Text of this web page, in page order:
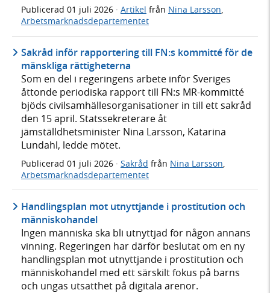
Publicerad 01 juli 2026 · Artikel från Nina Larsson,
Arbetsmarknadsdepartementet
Sakråd inför rapportering till FN:s kommitté för de
mänskliga rättigheterna
Som en del i regeringens arbete inför Sveriges
åttonde periodiska rapport till FN:s MR-kommitté
bjöds civilsamhällesorganisationer in till ett sakråd
den 15 april. Statssekreterare åt
jämställdhetsminister Nina Larsson, Katarina
Lundahl, ledde mötet.
Publicerad 01 juli 2026 · Sakråd från Nina Larsson,
Arbetsmarknadsdepartementet
Handlingsplan mot utnyttjande i prostitution och
människohandel
Ingen människa ska bli utnyttjad för någon annans
vinning. Regeringen har därför beslutat om en ny
handlingsplan mot utnyttjande i prostitution och
människohandel med ett särskilt fokus på barns
och ungas utsatthet på digitala arenor.